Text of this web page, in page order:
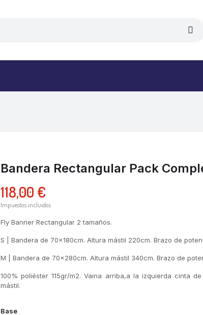
Bandera Rectangular Pack
118,00 €
Impuestos incluidos
Fly Banner Rectangular 2 tamaños.
S | Bandera de 70x180cm. Altura mástil 220cm. Brazo de
M | Bandera de 70x280cm. Altura mástil 340cm. Brazo de
100% poliéster 115gr/m2. Vaina arriba,a la izquierda cinta
mástil.
Base